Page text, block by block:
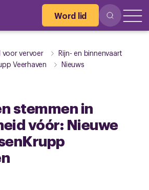
Word lid
voor vervoer
Rijn- en binnenvaart
Veerhaven
Nieuws
stemmen in
vóór: Nieuwe